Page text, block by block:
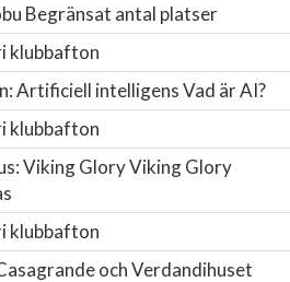
Begränsat antal platser
klubbafton
Artificiell intelligensVad är AI?
klubbafton
Viking GloryViking Glory
klubbafton
och Verdandihuset